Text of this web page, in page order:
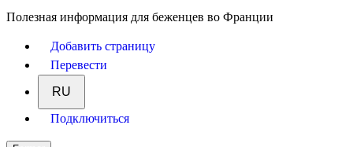
Полезная информация для беженцев во Франции
Добавить страницу
Перевести
RU
Подключиться